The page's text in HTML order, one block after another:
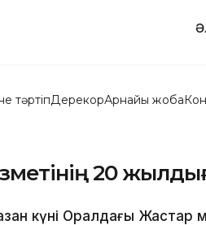
тәртіпДерекқорАрнайы жоба
20
күні Оралдағы Жастар